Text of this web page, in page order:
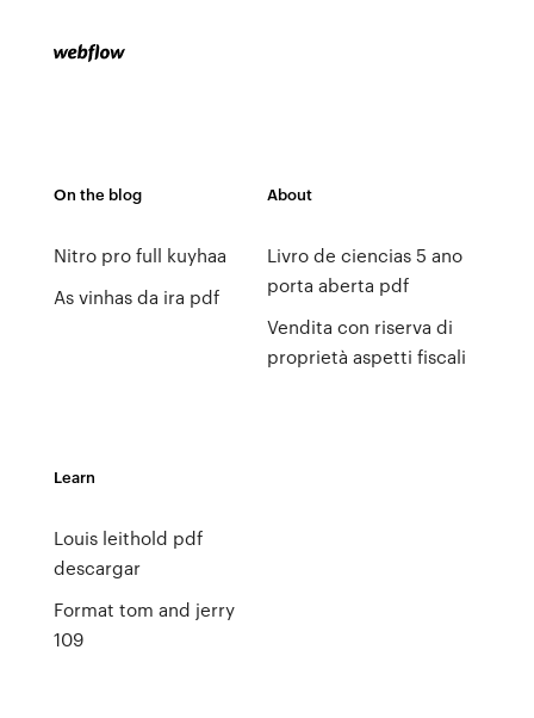
On the blog
Nitro pro full kuyhaa
As vinhas da ira pdf
About
Livro de ciencias 5 ano
porta aberta pdf
Vendita con riserva di
proprietà aspetti fiscali
Learn
Louis leithold pdf
descargar
Format tom and jerry
109